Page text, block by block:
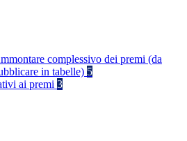
complessivo dei premi (da
in tabelle) 5
ai premi 3